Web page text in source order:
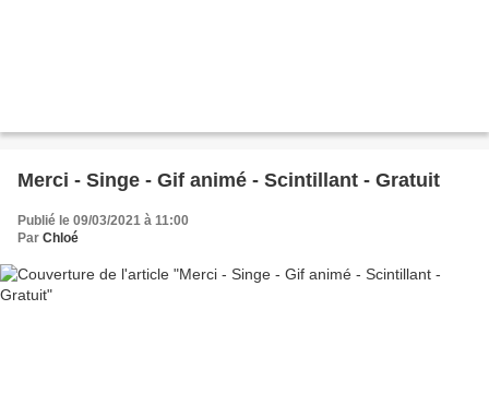
Merci - Singe - Gif animé - Scintillant - Gratuit
Publié le 09/03/2021 à 11:00
Par Chloé